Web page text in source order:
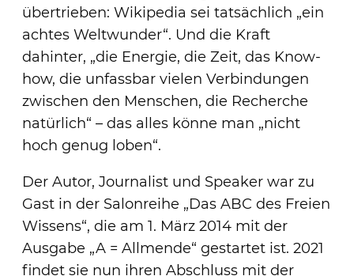
übertrieben: Wikipedia sei tatsächlich „ein
achtes Weltwunder“. Und die Kraft
dahinter, „die Energie, die Zeit, das Know-
how, die unfassbar vielen Verbindungen
zwischen den Menschen, die Recherche
natürlich“ – das alles könne man „nicht
hoch genug loben“.
Der Autor, Journalist und Speaker war zu
Gast in der Salonreihe „Das ABC des Freien
Wissens“, die am 1. März 2014 mit der
Ausgabe „A = Allmende“ gestartet ist. 2021
findet sie nun ihren Abschluss mit der